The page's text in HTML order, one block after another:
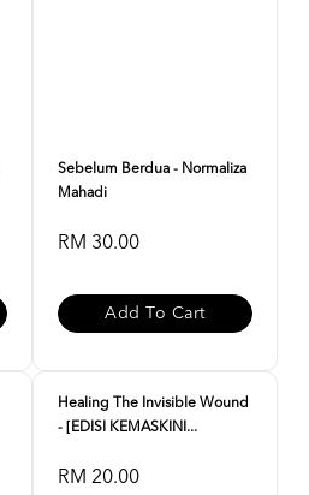
Sebelum Berdua - Normaliza
Mahadi
RM 30.00
Add To Cart
Healing The Invisible Wound
- [EDISI KEMASKINI...
RM 20.00